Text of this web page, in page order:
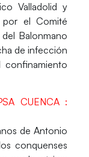
Valladolid y
por el Comité
Balonmano
de infección
CUENCA :
deAntonio
conquenses